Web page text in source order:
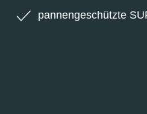
pannengeschützte